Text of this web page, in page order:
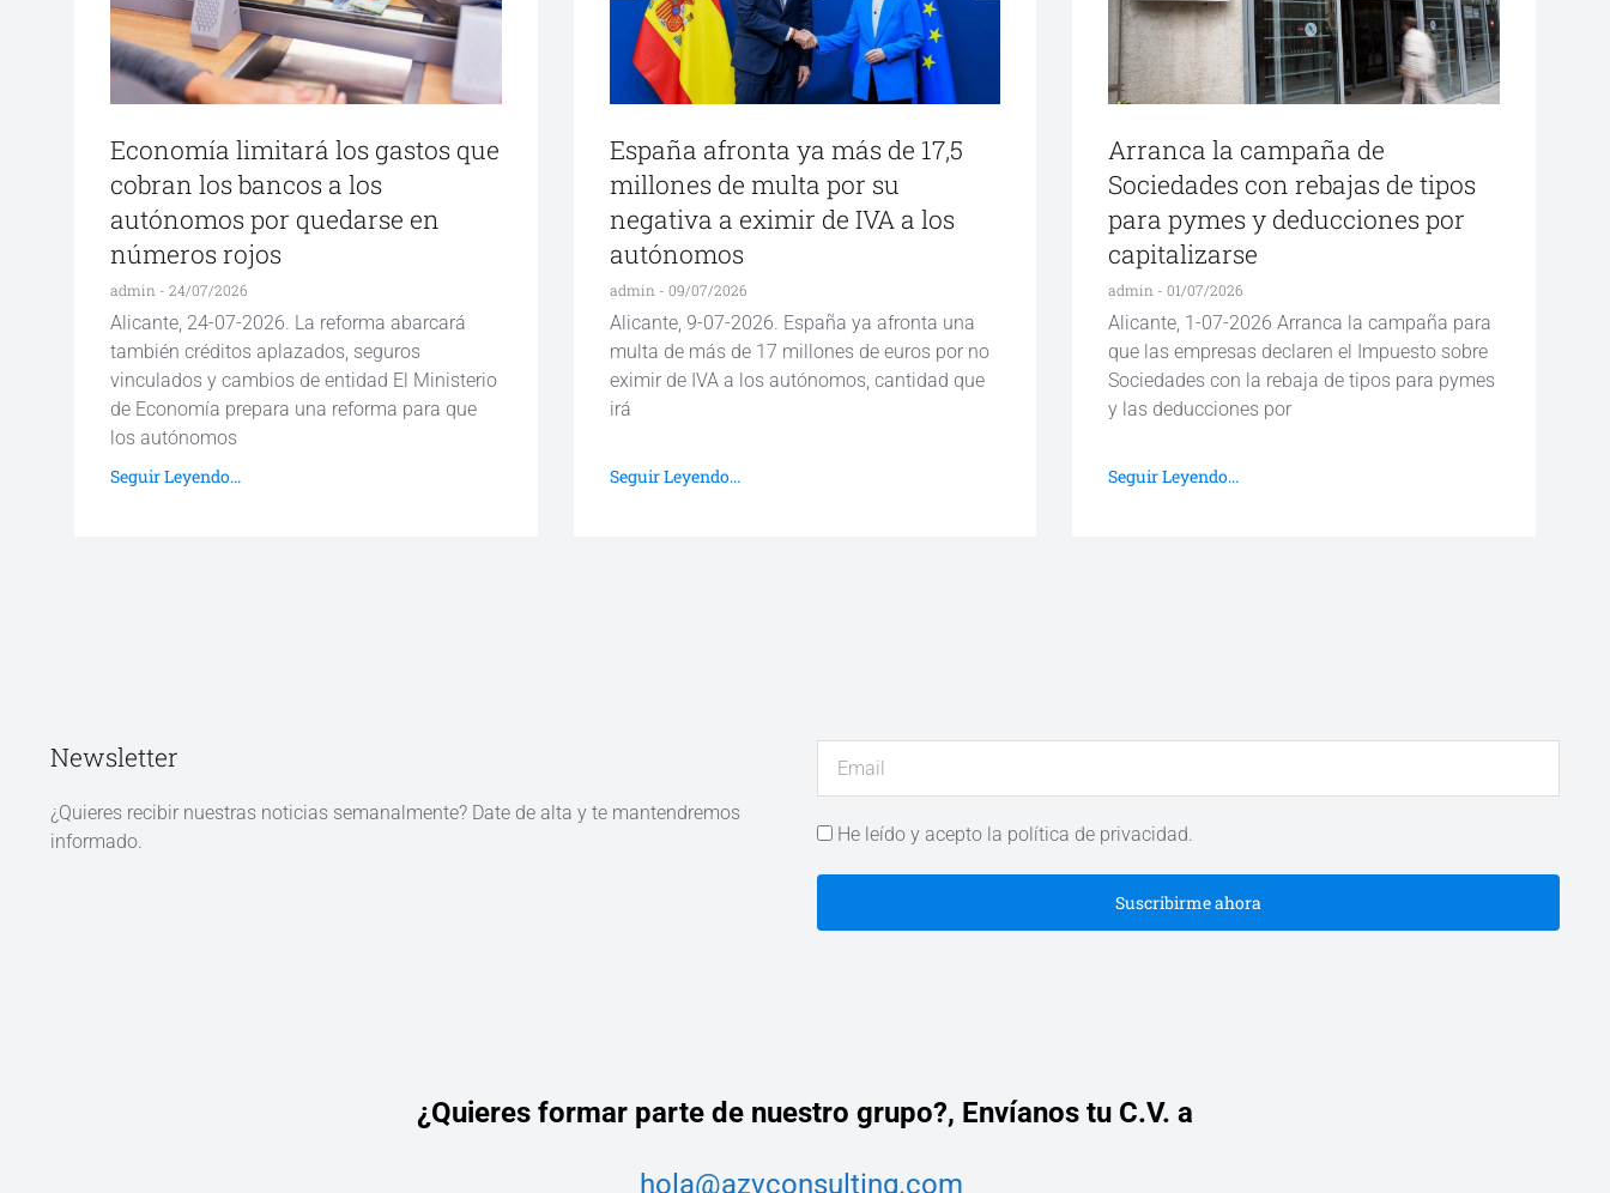
Economía limitará los gastos que
cobran los bancos a los
autónomos por quedarse en
números rojos
admin 24/07/2026
Alicante, 24-07-2026. La reforma abarcará
también créditos aplazados, seguros
vinculados y cambios de entidad El Ministerio
de Economía prepara una reforma para que
los autónomos
Seguir Leyendo...
España afronta ya más de 17,5
millones de multa por su
negativa a eximir de IVA a los
autónomos
admin 09/07/2026
Alicante, 9-07-2026. España ya afronta una
multa de más de 17 millones de euros por no
eximir de IVA a los autónomos, cantidad que
irá
Seguir Leyendo...
Arranca la campaña de
Sociedades con rebajas de tipos
para pymes y deducciones por
capitalizarse
admin 01/07/2026
Alicante, 1-07-2026 Arranca la campaña para
que las empresas declaren el Impuesto sobre
Sociedades con la rebaja de tipos para pymes
y las deducciones por
Seguir Leyendo...
Newsletter
¿Quieres recibir nuestras noticias semanalmente? Date de alta y te mantendremos
informado.
He leído y acepto la política de privacidad.
Suscribirme ahora
¿Quieres formar parte de nuestro grupo?, Envíanos tu C.V. a
hola@azvconsulting.com